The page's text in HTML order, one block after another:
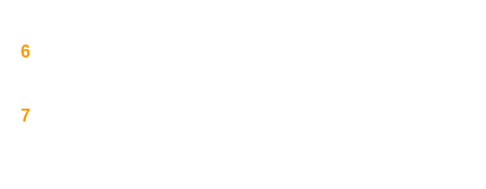
6
7